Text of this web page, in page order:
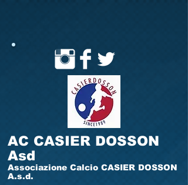
AC CASIER DOSSON
Asd
Associazione Calcio CASIER DOSSON
A.s.d.